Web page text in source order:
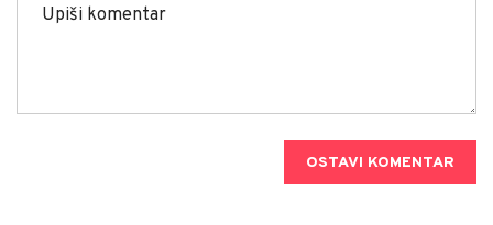
OSTAVI KOMENTAR